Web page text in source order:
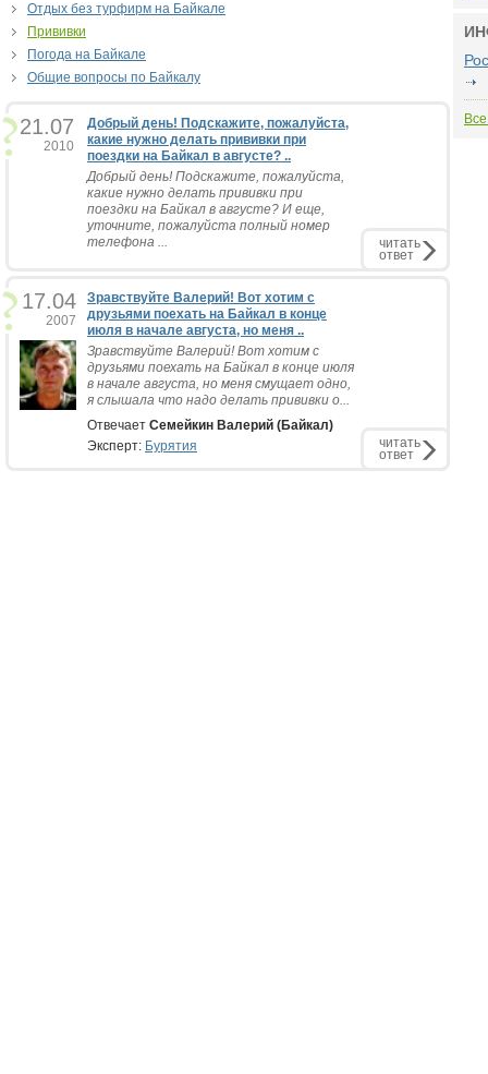
Отдых без турфирм на Байкале
Прививки
Погода на Байкале
Общие вопросы по Байкалу
21.07
2010
Добрый день! Подскажите, пожалуйста,
какие нужно делать прививки при
поездки на Байкал в августе? ..
Добрый день! Подскажите, пожалуйста,
какие нужно делать прививки при
поездки на Байкал в августе? И еще,
уточните, пожалуйста полный номер
телефона ...
читать
ответ
17.04
2007
Зравствуйте Валерий! Вот хотим с
друзьями поехать на Байкал в конце
июля в начале августа, но меня ..
Зравствуйте Валерий! Вот хотим с
друзьями поехать на Байкал в конце июля
в начале августа, но меня смущает одно,
я слышала что надо делать прививки о...
Отвечает Семейкин Валерий (Байкал)
Эксперт: Бурятия читать
ответ